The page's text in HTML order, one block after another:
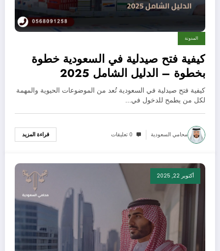
المدونة
كيفية فتح صيدلية في السعودية خطوة
بخطوة – الدليل الشامل 2025
كيفية فتح صيدلية في السعودية تُعد من الموضوعات الحيوية والمهمة
لكل من يطمح للدخول في…
محامي السعودية 0 تعليقات قراءة المزيد
أكتوبر 22, 2025